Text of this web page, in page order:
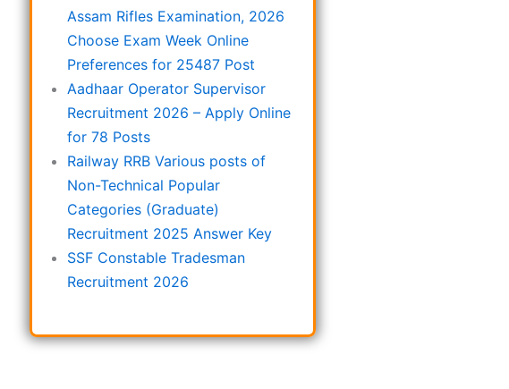
Assam Rifles Examination, 2026
Choose Exam Week Online
Preferences for 25487 Post
Aadhaar Operator Supervisor
Recruitment 2026 – Apply Online
for 78 Posts
Railway RRB Various posts of
Non-Technical Popular
Categories (Graduate)
Recruitment 2025 Answer Key
SSF Constable Tradesman
Recruitment 2026